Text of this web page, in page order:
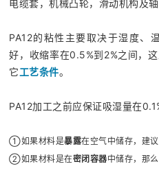
电缆套，机械凸轮，滑动机构及轴
PA12的粘性主要取决于湿度、
好，收缩率在0.5%到2%之间，
它工艺条件。
PA12加工之前应保证吸湿量在
①如果材料是暴露在空气中储存，建
②如果材料是在密闭容器中储存，那